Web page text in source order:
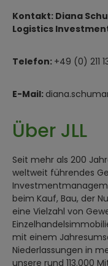
Kontakt: Diana
Logistics
Telefon: +49 (0) 211
E-Mail:
Über JLL
Seit mehr als 200
weltweit führendes
beim Kauf, Bau, der
eine Vielzahl von
mit einem
Niederlassungen in
unsere rund 113.000